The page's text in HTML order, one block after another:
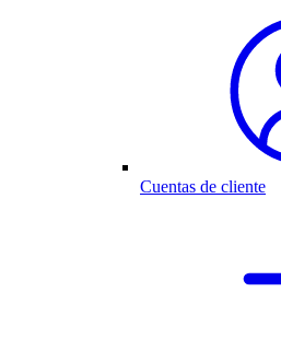
Cuentas de cliente